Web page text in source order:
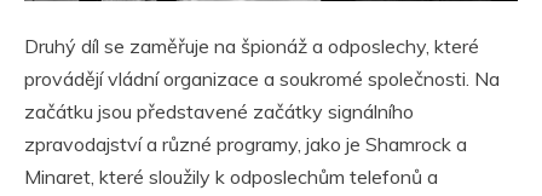
Druhý díl se zaměřuje na špionáž a odposlechy, které
provádějí vládní organizace a soukromé společnosti. Na
začátku jsou představené začátky signálního
zpravodajství a různé programy, jako je Shamrock a
Minaret, které sloužily k odposlechům telefonů a